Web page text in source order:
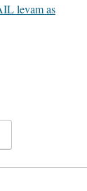
levam as